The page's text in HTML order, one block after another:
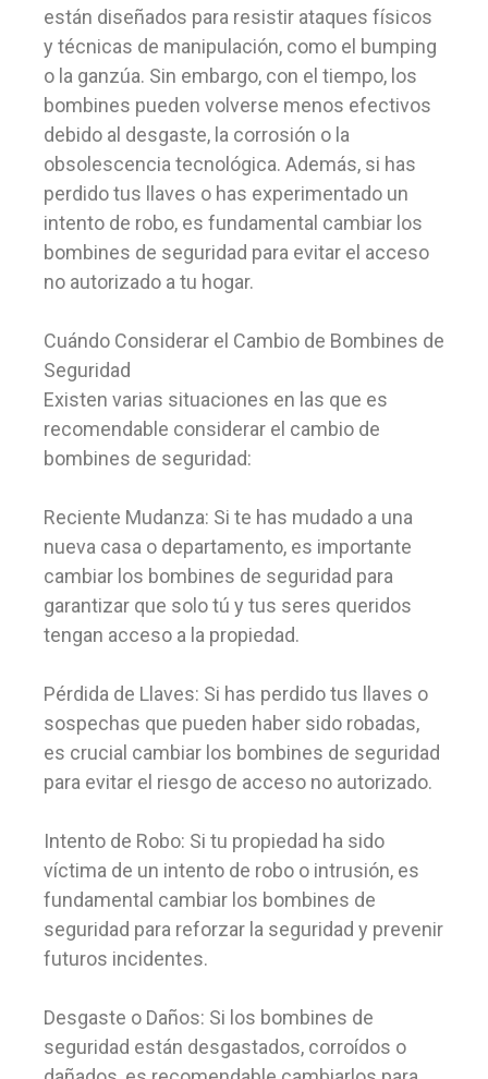
están diseñados para resistir ataques físicos
y técnicas de manipulación, como el bumping
o la ganzúa. Sin embargo, con el tiempo, los
bombines pueden volverse menos efectivos
debido al desgaste, la corrosión o la
obsolescencia tecnológica. Además, si has
perdido tus llaves o has experimentado un
intento de robo, es fundamental cambiar los
bombines de seguridad para evitar el acceso
no autorizado a tu hogar.
Cuándo Considerar el Cambio de Bombines de
Seguridad
Existen varias situaciones en las que es
recomendable considerar el cambio de
bombines de seguridad:
Reciente Mudanza: Si te has mudado a una
nueva casa o departamento, es importante
cambiar los bombines de seguridad para
garantizar que solo tú y tus seres queridos
tengan acceso a la propiedad.
Pérdida de Llaves: Si has perdido tus llaves o
sospechas que pueden haber sido robadas,
es crucial cambiar los bombines de seguridad
para evitar el riesgo de acceso no autorizado.
Intento de Robo: Si tu propiedad ha sido
víctima de un intento de robo o intrusión, es
fundamental cambiar los bombines de
seguridad para reforzar la seguridad y prevenir
futuros incidentes.
Desgaste o Daños: Si los bombines de
seguridad están desgastados, corroídos o